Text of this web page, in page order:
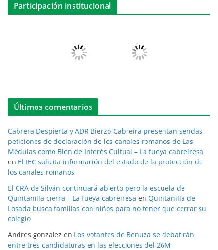
Participación institucional
Últimos comentarios
Cabrera Despierta y ADR Bierzo-Cabreira presentan sendas
peticiones de declaración de los canales romanos de Las
Médulas como Bien de Interés Cultual – La fueya cabreiresa
en El IEC solicita información del estado de la protección de
los canales romanos
El CRA de Silván continuará abierto pero la escuela de
Quintanilla cierra – La fueya cabreiresa en Quintanilla de
Losada busca familias con niños para no tener que cerrar su
colegio
Andres gonzalez en Los votantes de Benuza se debatirán
entre tres candidaturas en las elecciones del 26M